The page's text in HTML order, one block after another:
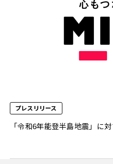
プレスリリース
「令和6年能登半島地震」に